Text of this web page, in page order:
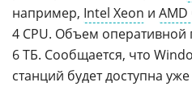
например, Intel Xeon и
4 CPU. Объем оперативной
6 ТБ. Сообщается, что
станций будет доступна